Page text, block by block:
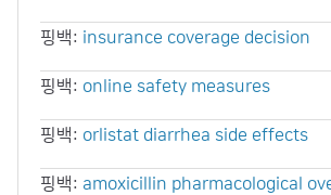
핑백: insurance coverage decision
핑백: online safety measures
핑백: orlistat diarrhea side effects
핑백: amoxicillin pharmacological